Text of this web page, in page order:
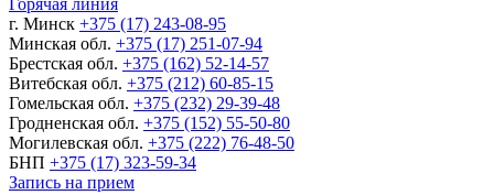
Горячая линия
г. Минск +375 (17) 243-08-95
Минская обл. +375 (17) 251-07-94
Брестская обл. +375 (162) 52-14-57
Витебская обл. +375 (212) 60-85-15
Гомельская обл. +375 (232) 29-39-48
Гродненская обл. +375 (152) 55-50-80
Могилевская обл. +375 (222) 76-48-50
БНП +375 (17) 323-59-34
Запись на прием